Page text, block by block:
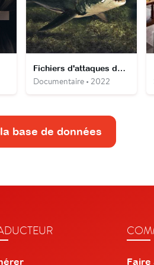
Fichiers d'attaques de requins
Documentaire • 2022
base de données